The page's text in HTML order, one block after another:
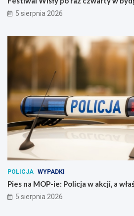
5 sierpnia 2026
POLICJA WYPADKI
Pies na MOP-ie: Policja w akcji, a
5 sierpnia 2026